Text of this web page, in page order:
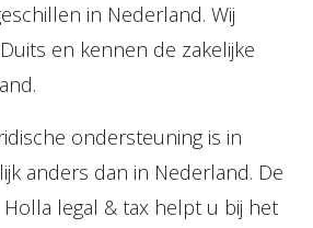
in Nederland. Wij
en kennen de zakelijke
ondersteuning is in
anders dan in Nederland. De
Holla legal & tax helpt u bij het